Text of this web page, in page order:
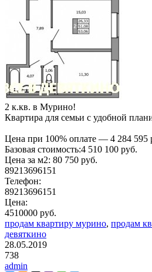
2 к.кв. в Мурино!
Квартира для семьи с удобной
Цена при 100% оплате — 4 284 595
Базовая стоимость:4 510 100 руб.
Цена за м2: 80 750 руб.
89213696151
Телефон:
89213696151
Цена:
4510000 руб.
продам квартиру мурино, продам
девяткино
28.05.2019
738
admin